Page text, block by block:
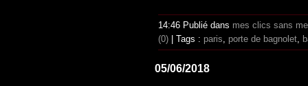
14:46 Publié dans mes clics sans
(0) | Tags : paris, porte de bagnolet,
05/06/2018